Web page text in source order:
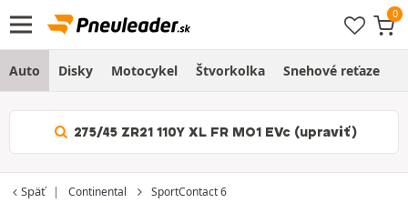
Auto Disky Motocykel Štvorkolka Snehové reťaze
275/45 ZR21 110Y XL FR MO1 EVc (upraviť)
Späť Continental SportContact 6